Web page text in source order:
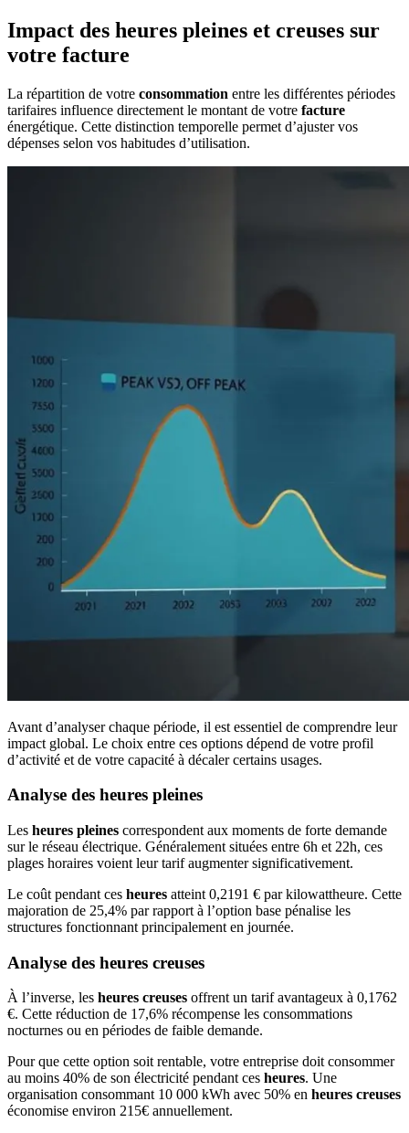
Impact des heures pleines et creuses sur
votre facture
La répartition de votre consommation entre les différentes périodes
tarifaires influence directement le montant de votre facture
énergétique. Cette distinction temporelle permet d’ajuster vos
dépenses selon vos habitudes d’utilisation.
Avant d’analyser chaque période, il est essentiel de comprendre leur
impact global. Le choix entre ces options dépend de votre profil
d’activité et de votre capacité à décaler certains usages.
Analyse des heures pleines
Les heures pleines correspondent aux moments de forte demande
sur le réseau électrique. Généralement situées entre 6h et 22h, ces
plages horaires voient leur tarif augmenter significativement.
Le coût pendant ces heures atteint 0,2191 € par kilowattheure. Cette
majoration de 25,4% par rapport à l’option base pénalise les
structures fonctionnant principalement en journée.
Analyse des heures creuses
À l’inverse, les heures creuses offrent un tarif avantageux à 0,1762
€. Cette réduction de 17,6% récompense les consommations
nocturnes ou en périodes de faible demande.
Pour que cette option soit rentable, votre entreprise doit consommer
au moins 40% de son électricité pendant ces heures. Une
organisation consommant 10 000 kWh avec 50% en heures creuses
économise environ 215€ annuellement.